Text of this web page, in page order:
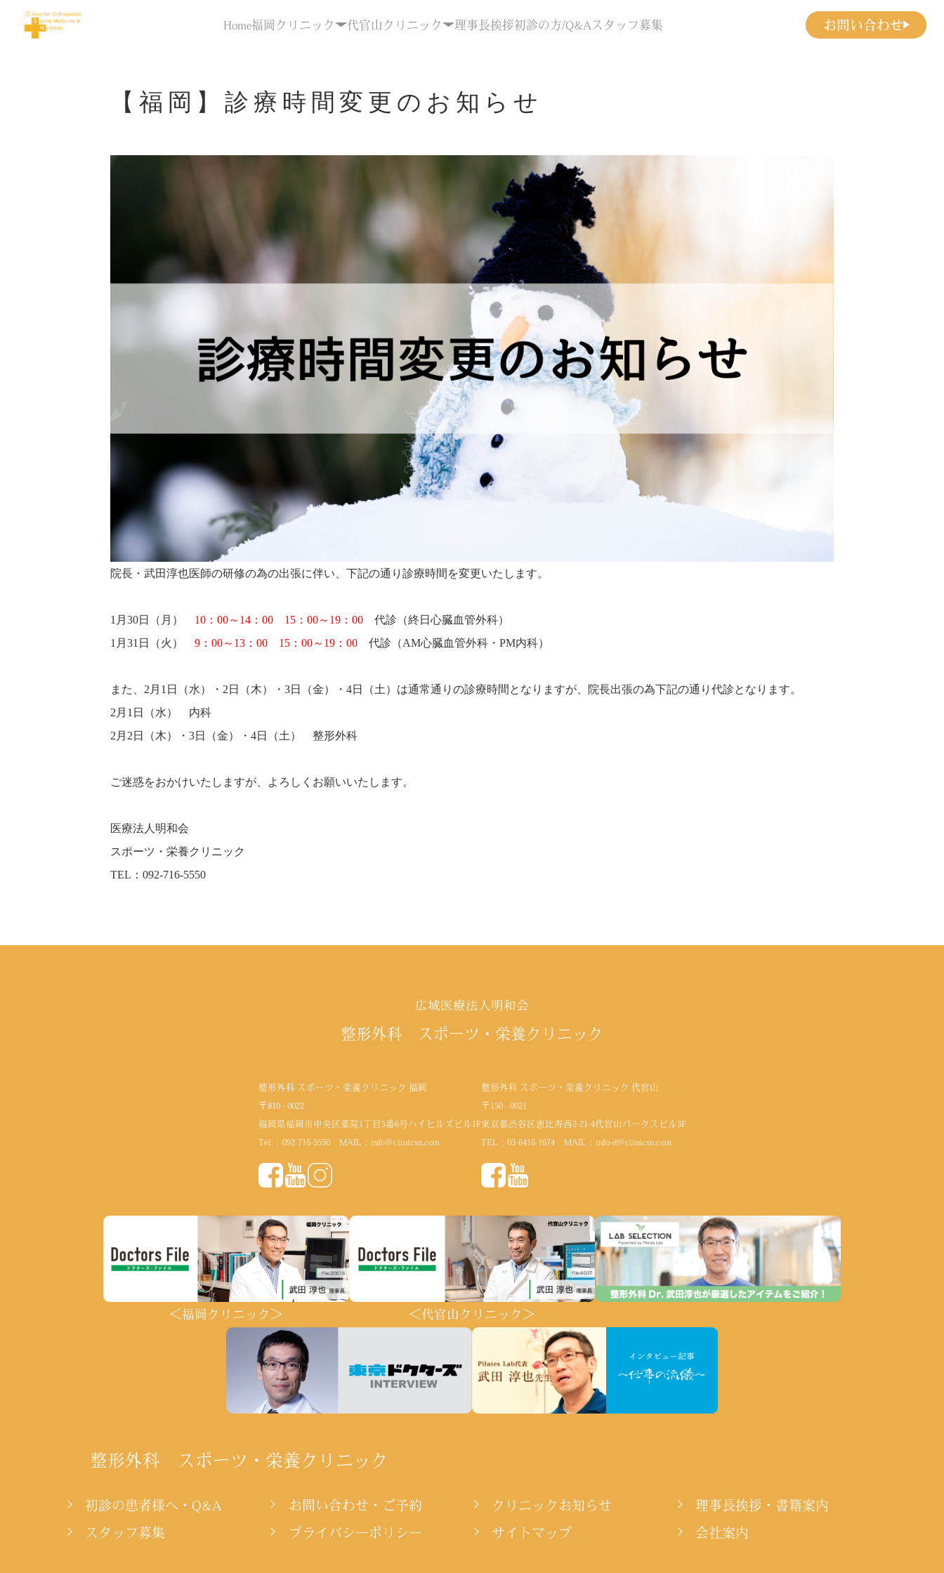
Home福岡クリニック 代官山クリニック 理事長挨拶初診の方/Q&A スタッフ募集 お問い合わせ
【福岡】診療時間変更のお知らせ
院長・武田淳也医師の研修の為の出張に伴い、下記の通り診療時間を変更いたします。
1月30日（月） 10：00～14：00 15：00～19：00 代診（終日心臓血管外科）
1月31日（火） 9：00～13：00 15：00～19：00 代診（AM心臓血管外科・PM内科）
また、2月1日（水）・2日（木）・3日（金）・4日（土）は通常通りの診療時間となりますが、院長出張の為下記の通り代診となります。
2月1日（水） 内科
2月2日（木）・3日（金）・4日（土） 整形外科
ご迷惑をおかけいたしますが、よろしくお願いいたします。
医療法人明和会
スポーツ・栄養クリニック
TEL：092-716-5550
広域医療法人明和会
整形外科 スポーツ・栄養クリニック
整形外科 スポーツ・栄養クリニック 福岡
〒810 - 0022
福岡県福岡市中央区薬院1丁目5番6号 ハイヒルズビル1F
Tel ： 092-716-5550MAIL： info@clinicsn.com
整形外科 スポーツ・栄養クリニック 代官山
〒150 - 0021
東京都渋谷区恵比寿西2-21-4代官山パークスビル3F
TEL： 03-6416-1674MAIL： info-d@clinicsn.com
＜福岡クリニック＞ ＜代官山クリニック＞
整形外科 スポーツ・栄養クリニック
初診の患者様へ・Q&A お問い合わせ・ご予約 クリニックお知らせ 理事長挨拶・書籍案内
スタッフ募集 プライバシーポリシー サイトマップ 会社案内